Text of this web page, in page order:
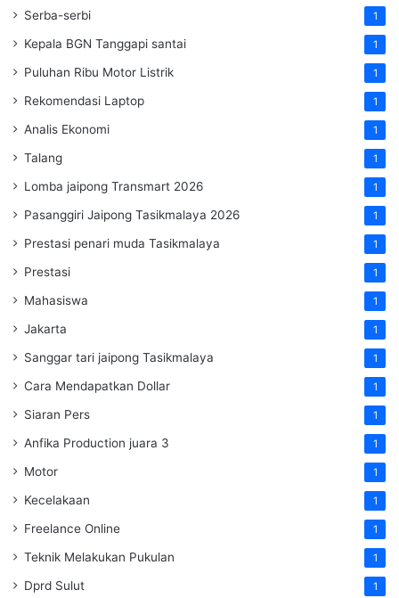
Serba-serbi 1
Kepala BGN Tanggapi santai 1
Puluhan Ribu Motor Listrik 1
Rekomendasi Laptop 1
Analis Ekonomi 1
Talang 1
Lomba jaipong Transmart 2026 1
Pasanggiri Jaipong Tasikmalaya 2026 1
Prestasi penari muda Tasikmalaya 1
Prestasi 1
Mahasiswa 1
Jakarta 1
Sanggar tari jaipong Tasikmalaya 1
Cara Mendapatkan Dollar 1
Siaran Pers 1
Anfika Production juara 3 1
Motor 1
Kecelakaan 1
Freelance Online 1
Teknik Melakukan Pukulan 1
Dprd Sulut 1